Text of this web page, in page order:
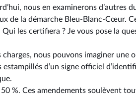
nous en examinerons d’autres
de la démarche Bleu-Blanc-Cœur.
les certifiera ? Je vous pose la
nous pouvons imaginer une
d’un signe officiel
%. Ces amendements soulèvent